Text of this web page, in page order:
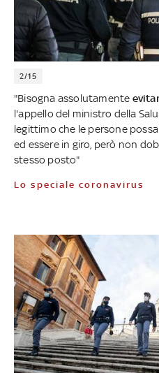
2/15
"Bisogna assolutamente
l'appello del ministro della
legittimo che le persone
ed essere in giro, però non
stesso posto"
Lo speciale coronavirus